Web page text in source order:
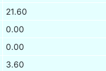
21.60
0.00
0.00
3.60